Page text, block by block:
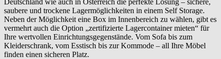
saubere und trockene Lagermöglichkeiten in einem Self Storage.
Neben der Möglichkeit eine Box im Innenbereich zu wählen, gibt es
vermehrt auch die Option „zertifizierte Lagercontainer mieten“ für
Ihre wertvollen Einrichtungsgegenstände. Vom Sofa bis zum
Kleiderschrank, vom Esstisch bis zur Kommode – all Ihre Möbel
finden einen sicheren Platz.